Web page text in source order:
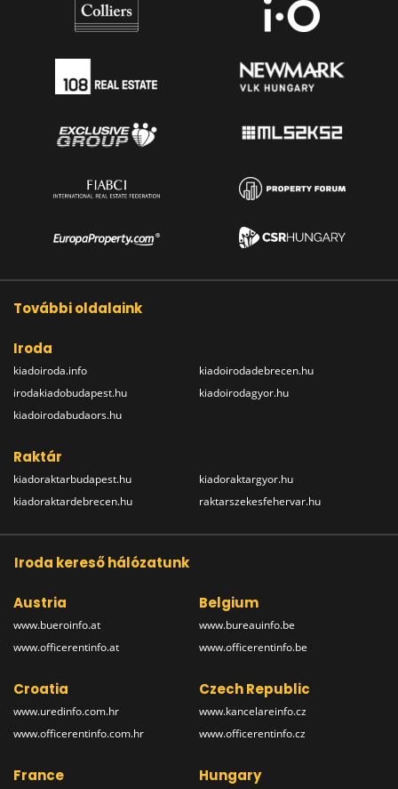
További oldalaink
Iroda
kiadoiroda.info
irodakiadobudapest.hu
kiadoirodabudaors.hu
kiadoirodadebrecen.hu
kiadoirodagyor.hu
Raktár
kiadoraktarbudapest.hu
kiadoraktardebrecen.hu
kiadoraktargyor.hu
raktarszekesfehervar.hu
Iroda kereső hálózatunk
Austria
www.bueroinfo.at
www.officerentinfo.at
Belgium
www.bureauinfo.be
www.officerentinfo.be
Croatia
www.uredinfo.com.hr
www.officerentinfo.com.hr
Czech Republic
www.kancelareinfo.cz
www.officerentinfo.cz
France Hungary